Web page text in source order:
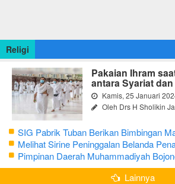
Religi
Pakaian Ihram
antara Syariat
Kamis, 25 Januari
Oleh Drs H Sholikin
SIG Pabrik Tuban Berikan Bimbingan
CJH Kabupaten Tuban
Melihat Sirine Peninggalan Belanda
Pendopo Bupati Blora
Pimpinan Daerah Muhammadiyah
Salat Iduladha 9 Juli 2022
Lainnya